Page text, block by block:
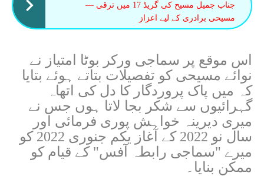
جناب جمیل مسیح کی گریڈ 17 میں ترقی —
مسیحی برادری کے لیے اعزاز
اس موقع پر سماجی ورکر بوٹا امتیاز نے
نوائے مسیحی کو تفصیلات بتاتے ہوئے بتایا
کہ میں پاک پروردگار کا دل کی اتھاہ
گہرائیوں سے شکر بجا لاتا ہوں جس نے
میری دیرینہ خواہش پوری فرمائی اور
سال نو 2022 کے آغاز یکم جنوری 2022 کو
میرے "سماجی رابطہ آفس" کے قیام کو
ممکن بنایا۔